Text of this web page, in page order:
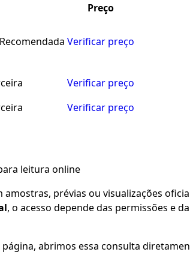
Preço
Verificar preço
Verificar preço
Verificar preço
prévias ou visualizações
, o acesso depende das permissões e
abrimos essa consulta